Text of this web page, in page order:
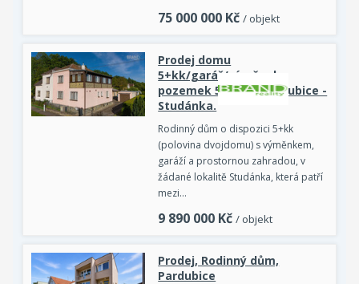
75 000 000 Kč / objekt
Prodej domu
5+kk/garáž/výměnek,
pozemek 528 m2, Pardubice -
Studánka.
Rodinný dům o dispozici 5+kk
(polovina dvojdomu) s výměnkem,
garáží a prostornou zahradou, v
žádané lokalitě Studánka, která patří
mezi…
9 890 000 Kč / objekt
Prodej, Rodinný dům,
Pardubice